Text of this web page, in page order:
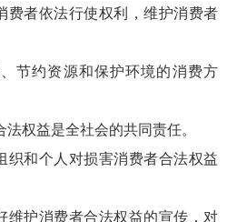
者依法行使权利，维护消费者
约资源和保护环境的消费方
权益是全社会的共同责任。
和个人对损害消费者合法权益
护消费者合法权益的宣传，对